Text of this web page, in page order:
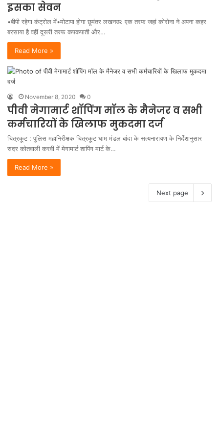
इसका सेवन
•बीपी रहेगा कंट्रोल में•मोटापा होगा छूमंतर लखनऊ: एक तरफ जहां कोरोना ने अपना कहर
बरसाया है वहीं दूसरी तरफ कपकपाती और…
Read More »
November 8, 2020 0
पीवी मेगामार्ट शॉपिंग मॉल के मैनेजर व सभी
कर्मचारियों के खिलाफ मुकदमा दर्ज
चित्रकूट : पुलिस महानिरीक्षक चित्रकूट धाम मंडल बांदा के सत्यनारायण के निर्देशानुसार
सदर कोतवाली करवी में मेगामार्ट शापिंग मार्ट के…
Read More »
Next page